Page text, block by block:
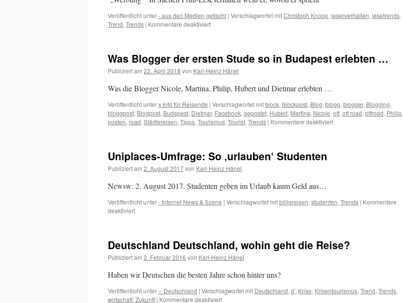
Glücks…
Veröffentlicht unter- aus den Medien gefischt | Verschlagwortet mitChristoph Knoop, leserverhalten, lesetrends,
Trend, Trends | Kommentare deaktiviertfür
6
Lesewert-
Erkenntnisse
Was Blogger der ersten Stude so in Budapest erlebten …
Publiziert am 22. April 2018 von Karl-Heinz Hänel
Was die Blogger Nicole, Martina, Philip, Hubert und Dietmar erlebten …
Veröffentlicht unterx Info für Reisende | Verschlagwortet mitblock, blockpost, Blog, blogg, blogger, Blogging,
bloggpost, Blogpost, Budapest, Dietmar, Facebook, gepostet, Hubert, Martina, Nicole, off, off road, offroad, Philip,
posten, road, Städtereisen, Tipps, Tourismus, Tourist, Trends | Kommentare deaktiviertfür
erlebten
Uniplaces-Umfrage: So ‚urlauben‘ Studenten
Publiziert am 2. August 2017von Karl-Heinz Hänel
Newsw: 2. August 2017. Studenten geben im Urlaub kaum Geld aus…
Veröffentlicht unter- Internet News & Szene | Verschlagwortet mitbilligreisen, studenten, Trends | Kommentare
deaktiviertfür
‚urlauben‘
Studenten
Deutschland Deutschland, wohin geht die Reise?
Publiziert am 2. Februar 2016 von Karl-Heinz Hänel
Haben wir Deutschen die besten Jahre schon hinter uns?
Veröffentlicht unter-- Deutschland | Verschlagwortet mit Deutschland, d’, Krise, Krisentourismus, Trend, Trends,
wirtschaft, Zukunft | Kommentare deaktiviertfür